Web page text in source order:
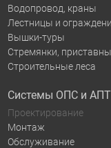
Водопровод, краны
Лестницы и
Вышки-туры
Стремянки,
Строительные леса
Системы ОПС и АПТ
Проектирование
Монтаж
Обслуживание